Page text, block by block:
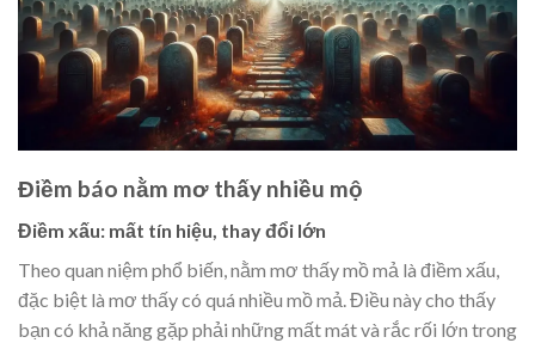
Điềm báo nằm mơ thấy nhiều mộ
Điềm xấu: mất tín hiệu, thay đổi lớn
Theo quan niệm phổ biến, nằm mơ thấy mồ mả là điềm xấu,
đặc biệt là mơ thấy có quá nhiều mồ mả. Điều này cho thấy
bạn có khả năng gặp phải những mất mát và rắc rối lớn trong